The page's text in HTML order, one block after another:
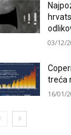
03/12/
treća
16/01/